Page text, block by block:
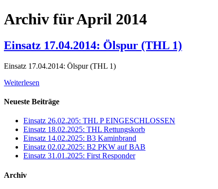
Archiv für April 2014
Einsatz 17.04.2014: Ölspur (THL 1)
Einsatz 17.04.2014: Ölspur (THL 1)
Weiterlesen
Neueste Beiträge
Einsatz 26.02.205: THL P EINGESCHLOSSEN
Einsatz 18.02.2025: THL Rettungskorb
Einsatz 14.02.2025: B3 Kaminbrand
Einsatz 02.02.2025: B2 PKW auf BAB
Einsatz 31.01.2025: First Responder
Archiv